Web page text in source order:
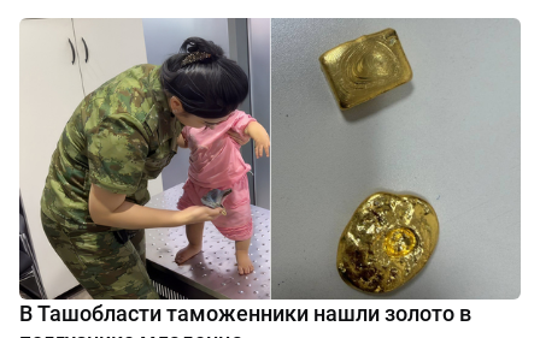
В Ташобласти таможенники нашли золото в